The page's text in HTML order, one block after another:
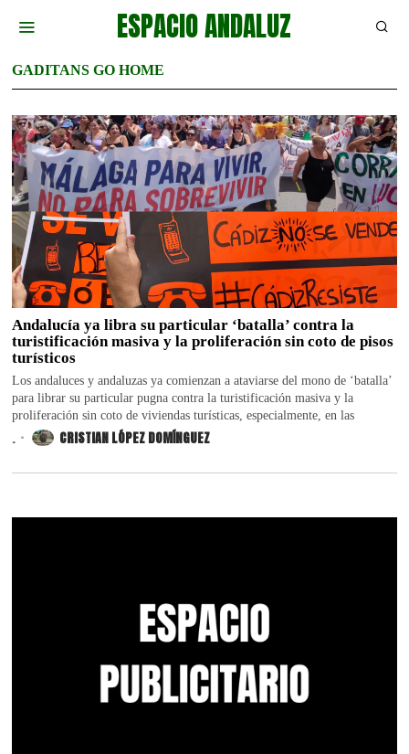
ESPACIO ANDALUZ
GADITANS GO HOME
Andalucía ya libra su particular ‘batalla’ contra la
turistificación masiva y la proliferación sin coto de pisos
turísticos
Los andaluces y andaluzas ya comienzan a ataviarse del mono de ‘batalla’
para librar su particular pugna contra la turistificación masiva y la
proliferación sin coto de viviendas turísticas, especialmente, en las
. CRISTIAN LÓPEZ DOMÍNGUEZ